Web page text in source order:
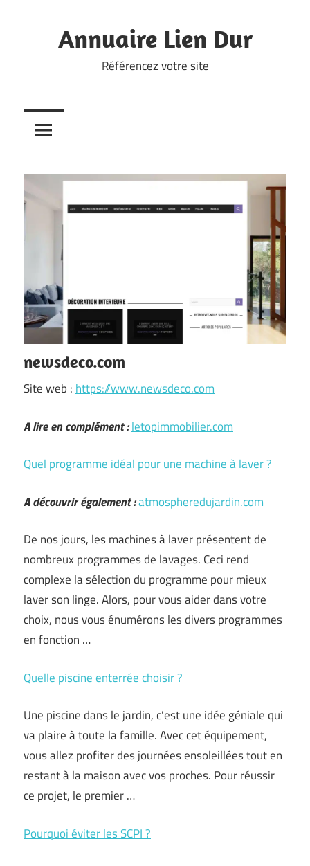
contentAnnuaire Lien Dur
Référencez votre site
newsdeco.com
Site web : https://www.newsdeco.com
A lire en complément :letopimmobilier.com
Quel programme idéal pour une machine à laver ?
A découvrir également :atmospheredujardin.com
De nos jours, les machines à laver présentent de
nombreux programmes de lavages. Ceci rend
complexe la sélection du programme pour mieux
laver son linge. Alors, pour vous aider dans votre
choix, nous vous énumérons les divers programmes
en fonction …
Quelle piscine enterrée choisir ?
Une piscine dans le jardin, c’est une idée géniale qui
va plaire à toute la famille. Avec cet équipement,
vous allez profiter des journées ensoleillées tout en
restant à la maison avec vos proches. Pour réussir
ce projet, le premier …
Pourquoi éviter les SCPI ?